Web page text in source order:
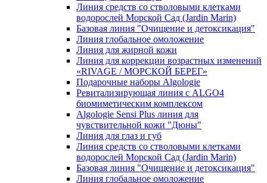
Линия средств со стволовыми клетками
водорослей Морской Сад (Jardin Marin)
Базовая линия "Очищение и детоксикация"
Линия глобальное омоложение
Линия для жирной кожи
Линия для коррекции возрастных изменений
«RIVAGE / МОРСКОЙ БЕРЕГ»
Подарочные наборы Algologie
Ревитализирующая линия с ALGO4
биомиметическим комплексом
Algologie Sensi Plus линия для
чувcтвительной кожи "Дюны"
Линия для глаз и губ
Линия средств со стволовыми клетками
водорослей Морской Сад (Jardin Marin)
Базовая линия "Очищение и детоксикация"
Линия глобальное омоложение